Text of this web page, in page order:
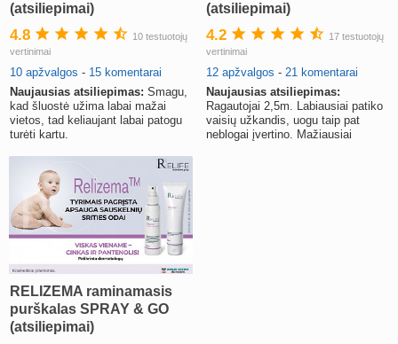
(atsiliepimai)
4.8
10 testuotojų
vertinimai
10 apžvalgos - 15 komentarai
Naujausias atsiliepimas: Smagu,
kad šluostė užima labai mažai
vietos, tad keliaujant labai patogu
turėti kartu.
(atsiliepimai)
4.2
17 testuotojų
vertinimai
12 apžvalgos - 21 komentarai
Naujausias atsiliepimas:
Ragautojai 2,5m. Labiausiai patiko
vaisių užkandis, uogu taip pat
neblogai įvertino. Mažiausiai
RELIZEMA raminamasis
purškalas SPRAY & GO
(atsiliepimai)